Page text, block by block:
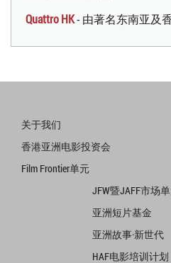
Quattro HK- 由著名东南亚及
关于我们
香港亚洲电影投资会
Film Frontier单元
JFW暨JAFF市场
亚洲短片基金
亚洲故事·新世代
HAF电影培训计划